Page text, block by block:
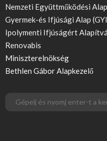
Nemzeti Együttműködési
Gyermek-és Ifjúsági Alap
Ipolymenti Ifjúságért
Renovabis
Miniszterelnökség
Bethlen Gábor Alapkezelő